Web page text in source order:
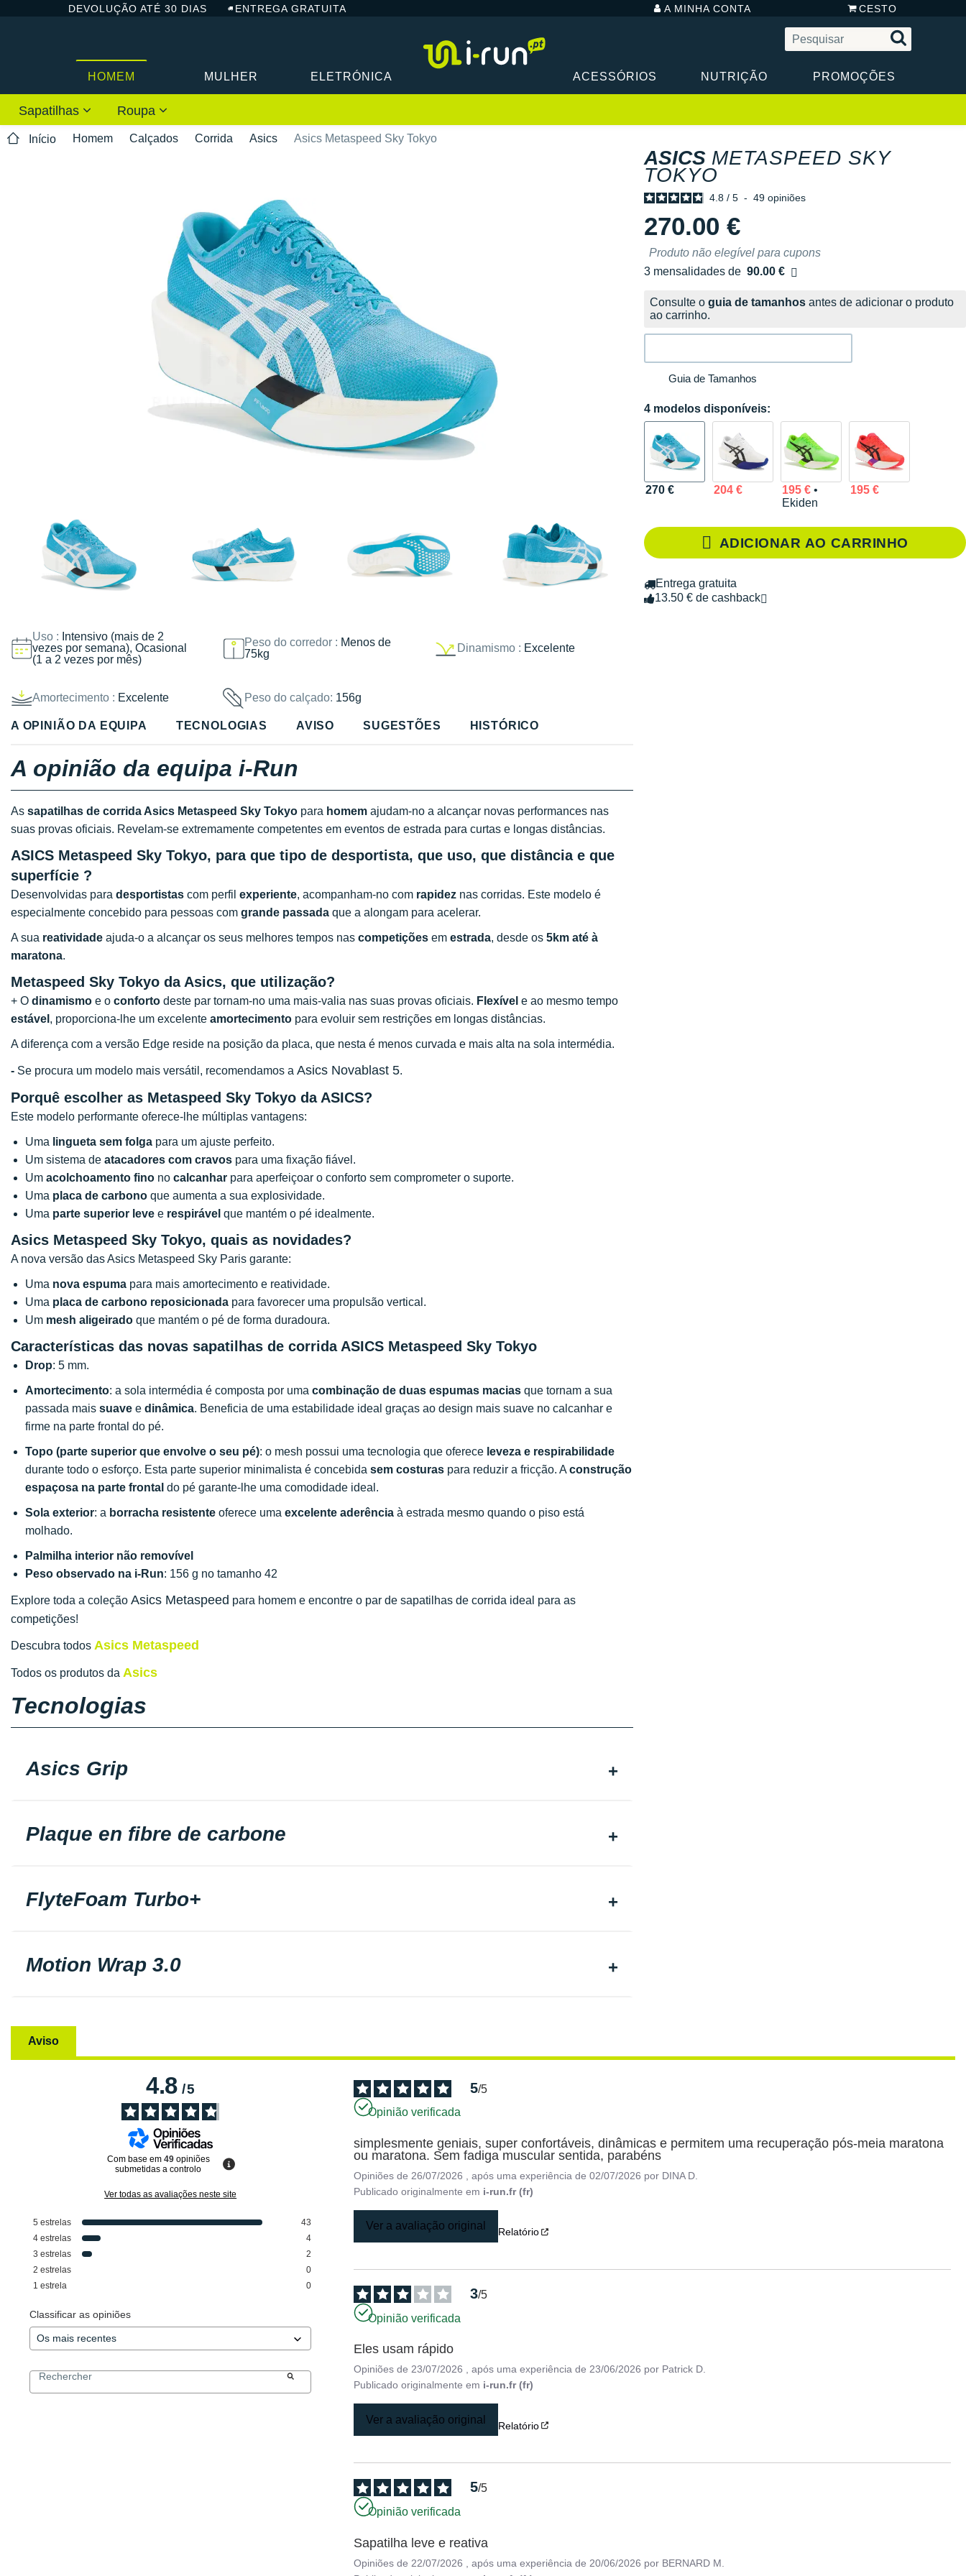
DEVOLUÇÃO ATÉ 30 DIAS ENTREGA GRATUITA A MINHA CONTA CESTO
HOMEM MULHER ELETRÓNICA ACESSÓRIOS NUTRIÇÃO PROMOÇÕES
Sapatilhas Roupa
Início Homem Calçados Corrida Asics Asics Metaspeed Sky Tokyo
Uso : Intensivo (mais de 2
vezes por semana), Ocasional
(1 a 2 vezes por mês)
Peso do corredor : Menos de
75kg
Dinamismo : Excelente
Amortecimento : Excelente Peso do calçado: 156g
ASICS METASPEED SKY
TOKYO
4.8 / 5 - 49 opiniões
270.00 €
Produto não elegível para cupons
3 mensalidades de 90.00 €
sem custos
Consulte o guia de tamanhos antes de adicionar o produto
ao carrinho.
Guia de Tamanhos
4 modelos disponíveis:
270 € 204 € 195 €•
Ekiden
195 €
ADICIONAR AO CARRINHO
Entrega gratuita
13.50 € de cashback
A OPINIÃO DA EQUIPA TECNOLOGIAS AVISO SUGESTÕES HISTÓRICO
A opinião da equipa i-Run
As sapatilhas de corrida Asics Metaspeed Sky Tokyo para homem ajudam-no a alcançar novas performances nas
suas provas oficiais. Revelam-se extremamente competentes em eventos de estrada para curtas e longas distâncias.
ASICS Metaspeed Sky Tokyo, para que tipo de desportista, que uso, que distância e que
superfície ?
Desenvolvidas para desportistas com perfil experiente, acompanham-no com rapidez nas corridas. Este modelo é
especialmente concebido para pessoas com grande passada que a alongam para acelerar.
A sua reatividade ajuda-o a alcançar os seus melhores tempos nas competições em estrada, desde os 5km até à
maratona.
Metaspeed Sky Tokyo da Asics, que utilização?
+ O dinamismo e o conforto deste par tornam-no uma mais-valia nas suas provas oficiais. Flexível e ao mesmo tempo
estável , proporciona-lhe um excelente amortecimento para evoluir sem restrições em longas distâncias.
A diferença com a versão Edge reside na posição da placa, que nesta é menos curvada e mais alta na sola intermédia.
- Se procura um modelo mais versátil, recomendamos a Asics Novablast 5.
Porquê escolher as Metaspeed Sky Tokyo da ASICS?
Este modelo performante oferece-lhe múltiplas vantagens:
Uma lingueta sem folga para um ajuste perfeito.
Um sistema de atacadores com cravos para uma fixação fiável.
Um acolchoamento fino no calcanhar para aperfeiçoar o conforto sem comprometer o suporte.
Uma placa de carbono que aumenta a sua explosividade.
Uma parte superior leve e respirável que mantém o pé idealmente.
Asics Metaspeed Sky Tokyo, quais as novidades?
A nova versão das Asics Metaspeed Sky Paris garante:
Uma nova espuma para mais amortecimento e reatividade.
Uma placa de carbono reposicionada para favorecer uma propulsão vertical.
Um mesh aligeirado que mantém o pé de forma duradoura.
Características das novas sapatilhas de corrida ASICS Metaspeed Sky Tokyo
Drop: 5 mm.
Amortecimento: a sola intermédia é composta por uma combinação de duas espumas macias que tornam a sua
passada mais suave e dinâmica. Beneficia de uma estabilidade ideal graças ao design mais suave no calcanhar e
firme na parte frontal do pé.
Topo (parte superior que envolve o seu pé): o mesh possui uma tecnologia que oferece leveza e respirabilidade
durante todo o esforço. Esta parte superior minimalista é concebida sem costuras para reduzir a fricção. A construção
espaçosa na parte frontal do pé garante-lhe uma comodidade ideal.
Sola exterior: a borracha resistente oferece uma excelente aderência à estrada mesmo quando o piso está
molhado.
Palmilha interior não removível
Peso observado na i-Run: 156 g no tamanho 42
Explore toda a coleção Asics Metaspeed para homem e encontre o par de sapatilhas de corrida ideal para as
competições!
Descubra todos Asics Metaspeed
Todos os produtos da Asics
Tecnologias
Asics Grip
Plaque en fibre de carbone
FlyteFoam Turbo+
Motion Wrap 3.0
Aviso
4.8/5
Com base em 49 opiniões
submetidas a controlo
Ver todas as avaliações neste site
5 estrelas
43
4 estrelas
4
3 estrelas
2
2 estrelas
0
1 estrela 0
Classificar as opiniões
5/5
Opinião verificada
simplesmente geniais, super confortáveis, dinâmicas e permitem uma recuperação pós-meia maratona
ou maratona. Sem fadiga muscular sentida, parabéns
Opiniões de 26/07/2026 , após uma experiência de02/07/2026 por DINA D.
Publicado originalmente em i-run.fr (fr)
Ver a avaliação original Relatório
3/5
Opinião verificada
Eles usam rápido
Opiniões de 23/07/2026 , após uma experiência de 23/06/2026 por Patrick D.
Publicado originalmente em i-run.fr (fr)
Ver a avaliação original Relatório
5/5
Opinião verificada
Sapatilha leve e reativa
Opiniões de 22/07/2026 , após uma experiência de 20/06/2026 por BERNARD M.